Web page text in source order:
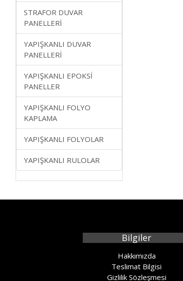
STRAFOR DUVAR
PANELLERİ
YAPIŞKANLI DUVAR
PANELLERİ
YAPIŞKANLI EPOKSİ
PANELLER
YAPIŞKANLI FOLYO
KAPLAMA
YAPIŞKANLI FOLYOLAR
YAPIŞKANLI RULOLAR
Bilgiler
Hakkımızda
Teslimat Bilgisi
Gizlilik Sözleşmesi